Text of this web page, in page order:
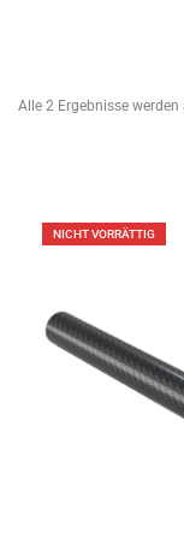
Alle 2 Ergebnisse
NICHT VORRÄTTIG